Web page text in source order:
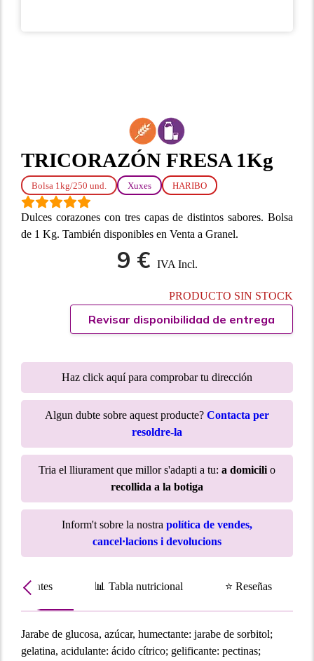
TRICORAZÓN FRESA 1Kg
Bolsa 1kg/250 und. Xuxes HARIBO
Dulces corazones con tres capas de distintos sabores. Bolsa
de 1 Kg. También disponibles en Venta a Granel.
9 € IVA Incl.
PRODUCTO SIN STOCK
Revisar disponibilidad de entrega
Haz click aquí para comprobar tu dirección
Algun dubte sobre aquest producte? Contacta per
resoldre-la
Tria el lliurament que millor s'adapti a tu: a domicili o
recollida a la botiga
Inform't sobre la nostra política de vendes,
cancel·lacions i devolucions
📊 Tabla nutricional ⭐ Reseñas
Jarabe de glucosa, azúcar, humectante: jarabe de sorbitol;
gelatina, acidulante: ácido cítrico; gelificante: pectinas;